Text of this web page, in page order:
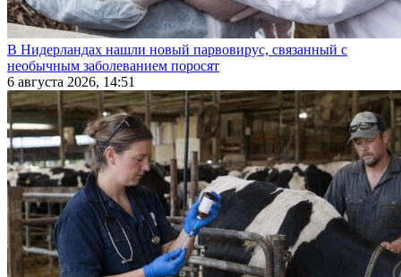
В Нидерландах нашли новый парвовирус, связанный с
необычным заболеванием поросят
6 августа 2026, 14:51